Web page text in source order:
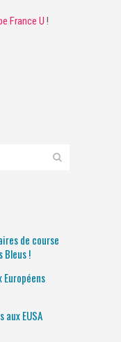
France U !
de course
Bleus !
EUSA